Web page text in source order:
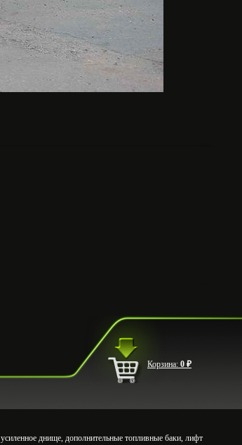
Корзина: 0 ₽
днище, дополнительные топливные баки, лифт